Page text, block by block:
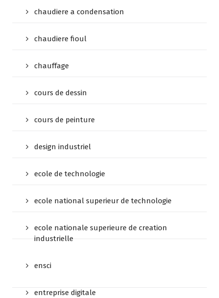
chaudiere a condensation
chaudiere fioul
chauffage
cours de dessin
cours de peinture
design industriel
ecole de technologie
ecole national superieur de technologie
ecole nationale superieure de creation
industrielle
ensci
entreprise digitale